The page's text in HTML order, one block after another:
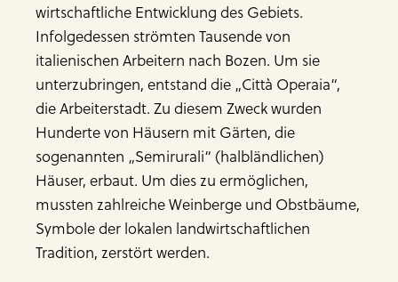
wirtschaftliche Entwicklung des Gebiets.
Infolgedessen strömten Tausende von
italienischen Arbeitern nach Bozen. Um sie
unterzubringen, entstand die „Città Operaia“,
die Arbeiterstadt. Zu diesem Zweck wurden
Hunderte von Häusern mit Gärten, die
sogenannten „Semirurali“ (halbländlichen)
Häuser, erbaut. Um dies zu ermöglichen,
mussten zahlreiche Weinberge und Obstbäume,
Symbole der lokalen landwirtschaftlichen
Tradition, zerstört werden.